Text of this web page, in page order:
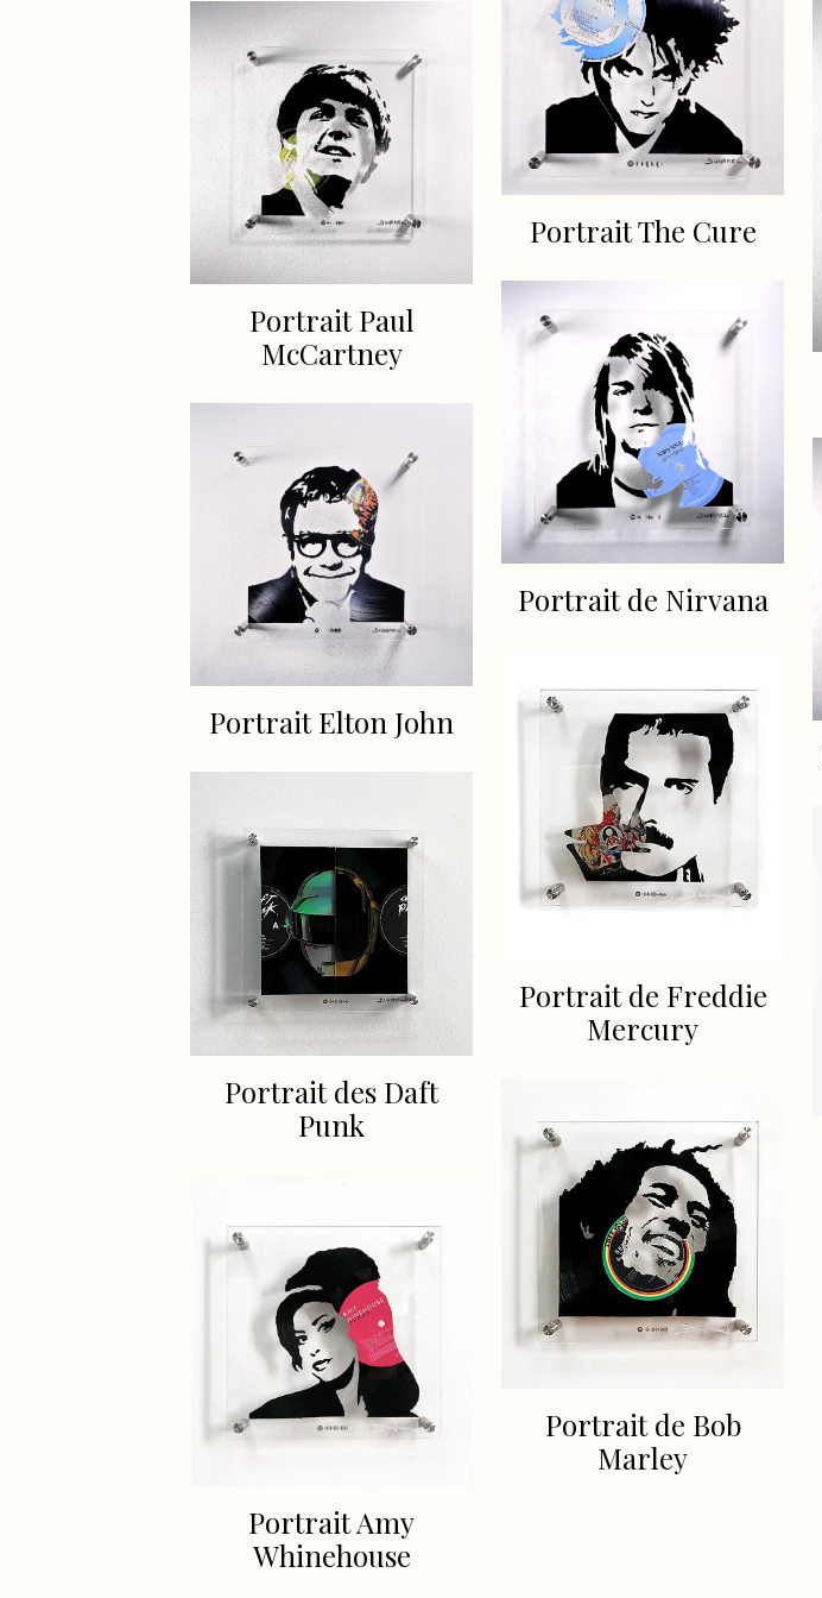
Portrait The Cure
Portrait Paul
McCartney
Portrait de Nirvana
Portrait Elton John
Portrait de Freddie
Mercury
Portrait des Daft
Punk
Portrait de Bob
Marley
Portrait Amy
Whinehouse